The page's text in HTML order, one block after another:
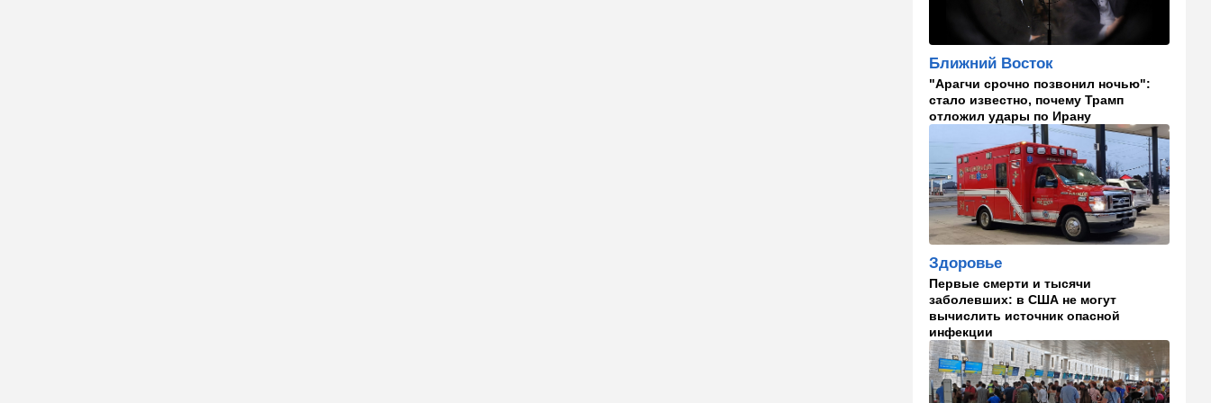
Заложники Сеуты: почему
могут вернуться домой
14:09 Мнения
Несколько минут между
воем сирены и ударом
13:35 В мире
Полное затмение — не для
Израиля: куда ехать за
редким зрелищем 12 августа
12:40 В мире
Этна разбушевалась:
Сицилия закрыла один из
аэропортов. ВИДЕО
12:30 В мире
Российский след? В
Германии предотвратили
Ближний Восток
"Арагчи срочно позвонил ночью":
стало известно, почему Трамп
отложил удары по Ирану
Здоровье
Первые смерти и тысячи
заболевших: в США не могут
вычислить источник опасной
инфекции